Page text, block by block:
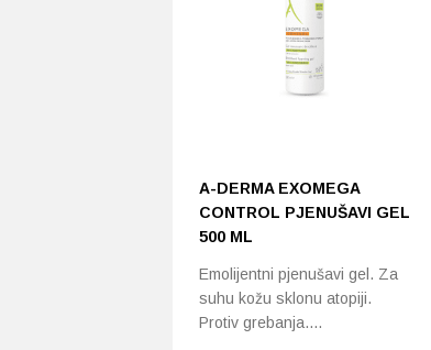
A-DERMA EXOMEGA
CONTROL PJENUŠAVI GEL
500 ML
Emolijentni pjenušavi gel. Za
suhu kožu sklonu atopiji.
Protiv grebanja.…